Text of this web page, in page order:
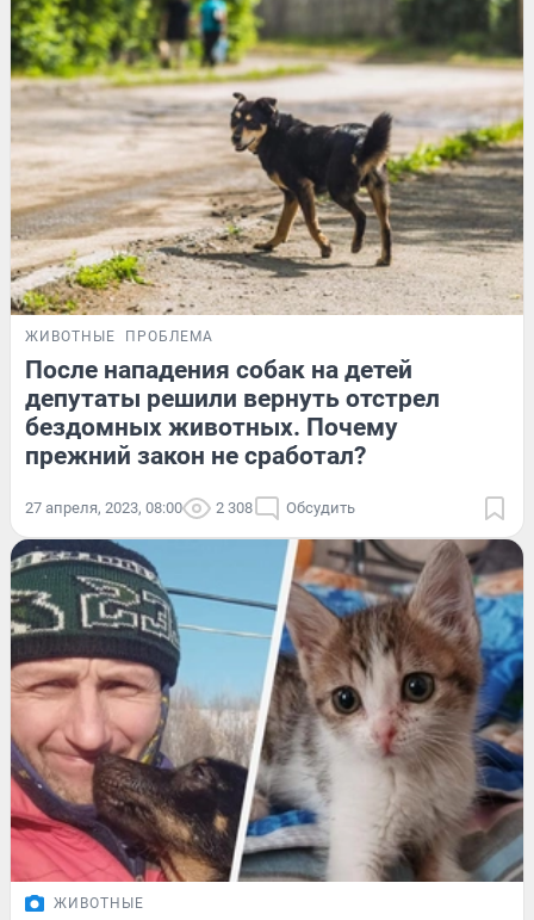
ЖИВОТНЫЕ ПРОБЛЕМА
После нападения собак на детей
депутаты решили вернуть отстрел
бездомных животных. Почему
прежний закон не сработал?
27 апреля, 2023, 08:00 2 308 Обсудить
ЖИВОТНЫЕ